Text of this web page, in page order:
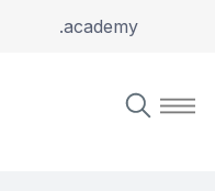
.academy